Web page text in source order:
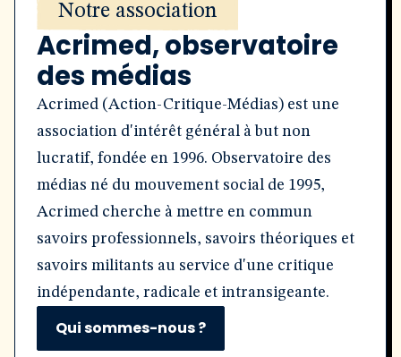
Notre association
Acrimed, observatoire
des médias
Acrimed (Action-Critique-Médias) est une
association d'intérêt général à but non
lucratif, fondée en 1996. Observatoire des
médias né du mouvement social de 1995,
Acrimed cherche à mettre en commun
savoirs professionnels, savoirs théoriques et
savoirs militants au service d'une critique
indépendante, radicale et intransigeante.
Qui sommes-nous ?